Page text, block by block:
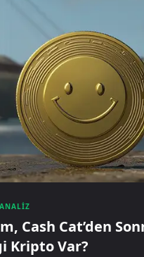
Cash Cat’den
Kripto Var?